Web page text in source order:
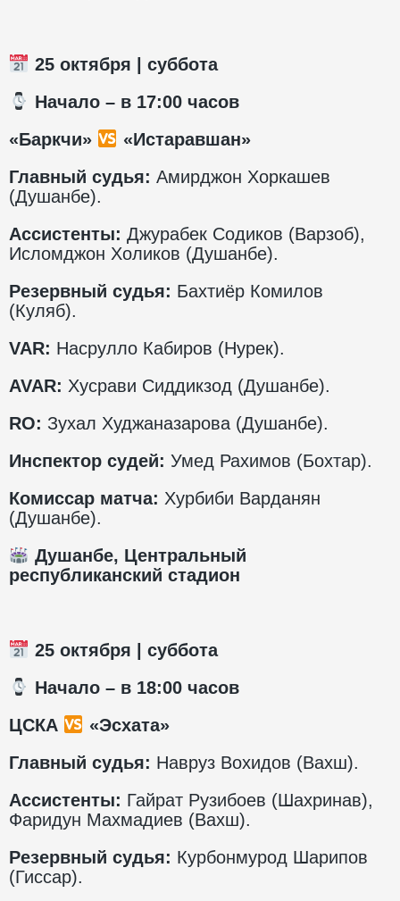
25 октября | суббота
️ Начало – в 17:00 часов
«Баркчи»
«Истаравшан»
Главный судья: Амирджон Хоркашев
(Душанбе).
Ассистенты: Джурабек Содиков (Варзоб),
Исломджон Холиков (Душанбе).
Резервный судья: Бахтиёр Комилов
(Куляб).
VAR: Насрулло Кабиров (Нурек).
AVAR: Хусрави Сиддикзод (Душанбе).
RO: Зухал Худжаназарова (Душанбе).
Инспектор судей: Умед Рахимов (Бохтар).
Комиссар матча: Хурбиби Варданян
(Душанбе).
Душанбе, Центральный
республиканский стадион
25 октября | суббота
️ Начало – в 18:00 часов
ЦСКА
«Эсхата»
Главный судья: Навруз Вохидов (Вахш).
Ассистенты: Гайрат Рузибоев (Шахринав),
Фаридун Махмадиев (Вахш).
Резервный судья: Курбонмурод Шарипов
(Гиссар).